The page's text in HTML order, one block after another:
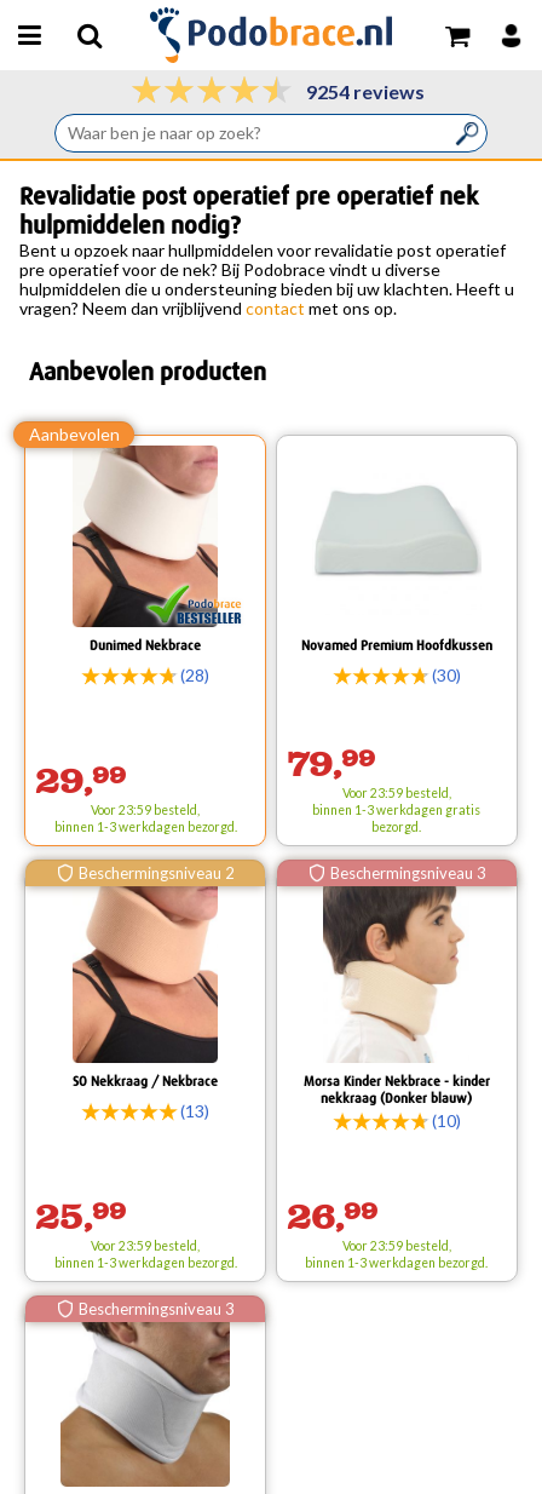
9254 reviews
Revalidatie post operatief pre operatief nek
hulpmiddelen nodig?
Bent u opzoek naar hullpmiddelen voor revalidatie post operatief
pre operatief voor de nek? Bij Podobrace vindt u diverse
hulpmiddelen die u ondersteuning bieden bij uw klachten. Heeft u
vragen? Neem dan vrijblijvendcontact met ons op.
Aanbevolen producten
Dunimed Nekbrace
(28)
29,99
Voor 23:59 besteld,
binnen 1-3 werkdagen bezorgd.
Novamed Premium Hoofdkussen
(30)
79,99
Voor 23:59 besteld,
binnen 1-3 werkdagen gratis
bezorgd.
Beschermingsniveau 2
SO Nekkraag / Nekbrace
(13)
25,99
Voor 23:59 besteld,
binnen 1-3 werkdagen bezorgd.
Beschermingsniveau 3
Morsa Kinder Nekbrace - kinder
nekkraag (Donker blauw)
(10)
26,99
Voor 23:59 besteld,
binnen 1-3 werkdagen bezorgd.
Beschermingsniveau 3